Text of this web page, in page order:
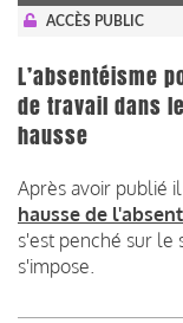
ACCÈS PUBLIC
L’absentéisme
de travail dans
hausse
Après avoir publié
hausse de
s'est penché sur le
s'impose.